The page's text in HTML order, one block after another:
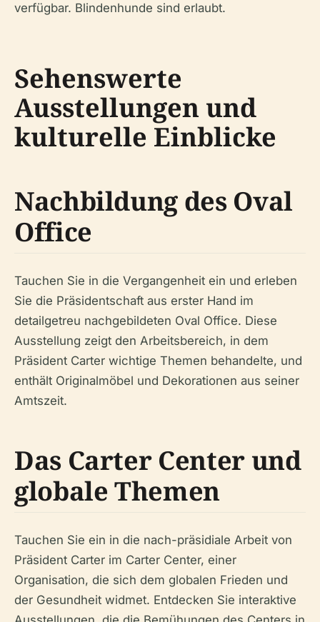
verfügbar. Blindenhunde sind erlaubt.
Sehenswerte
Ausstellungen und
kulturelle Einblicke
Nachbildung des Oval
Office
Tauchen Sie in die Vergangenheit ein und erleben
Sie die Präsidentschaft aus erster Hand im
detailgetreu nachgebildeten Oval Office. Diese
Ausstellung zeigt den Arbeitsbereich, in dem
Präsident Carter wichtige Themen behandelte, und
enthält Originalmöbel und Dekorationen aus seiner
Amtszeit.
Das Carter Center und
globale Themen
Tauchen Sie ein in die nach-präsidiale Arbeit von
Präsident Carter im Carter Center, einer
Organisation, die sich dem globalen Frieden und
der Gesundheit widmet. Entdecken Sie interaktive